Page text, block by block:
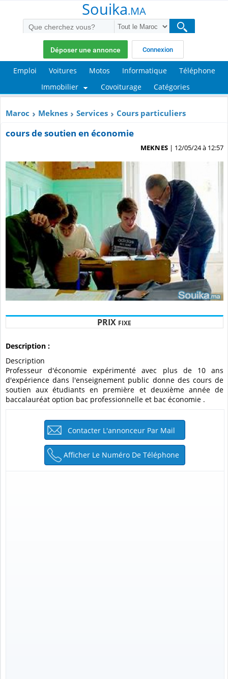
Souika.MA
Déposer une annonce Connexion
Emploi Voitures Motos Informatique
Téléphone
Immobilier
Covoiturage Catégories
Maroc Meknes Services Cours particuliers
cours de soutien en économie
MEKNES | 12/05/24 à 12:57
PRIX FIXE
Description :
Description
Professeur d'économie expérimenté avec plus de 10 ans
d'expérience dans l'enseignement public donne des cours de
soutien aux étudiants en première et deuxième année de
baccalauréat option bac professionnelle et bac économie .
Contacter L'annonceur Par Mail